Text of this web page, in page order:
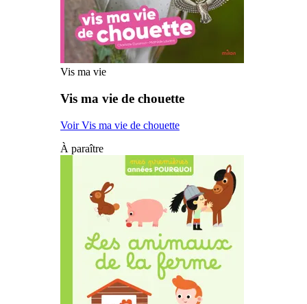
Vis ma vie
Vis ma vie de chouette
Voir Vis ma vie de chouette
À paraître